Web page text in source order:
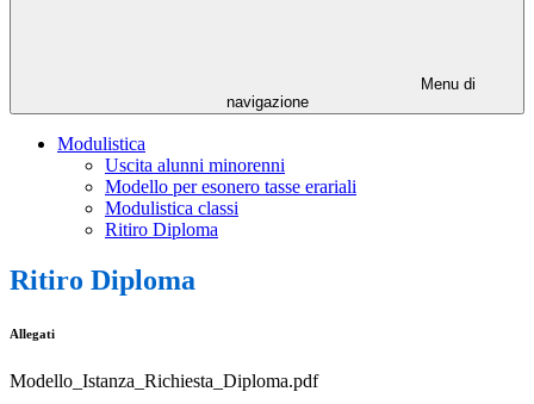
Menu di
navigazione
Modulistica
Uscita alunni minorenni
Modello per esonero tasse erariali
Modulistica classi
Ritiro Diploma
Ritiro Diploma
Allegati
Modello_Istanza_Richiesta_Diploma.pdf